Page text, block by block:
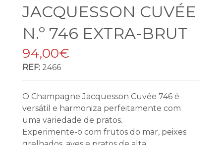
JACQUESSON CUVÉE
N.º 746 EXTRA-BRUT
94,00€
REF: 2466
O Champagne Jacquesson Cuvée 746 é
versátil e harmoniza perfeitamente com
uma variedade de pratos.
Experimente-o com frutos do mar, peixes